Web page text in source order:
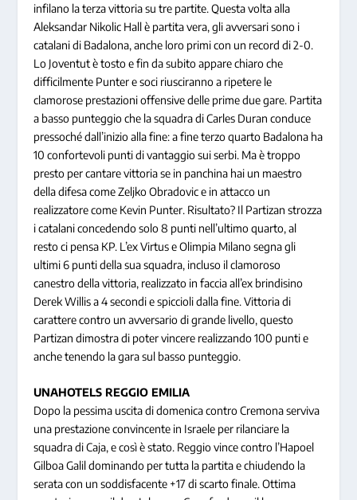
infilano la terza vittoria su tre partite. Questa volta alla
Aleksandar Nikolic Hall è partita vera, gli avversari sono i
catalani di Badalona, anche loro primi con un record di 2-0.
Lo Joventut è tosto e fin da subito appare chiaro che
difficilmente Punter e soci riusciranno a ripetere le
clamorose prestazioni offensive delle prime due gare. Partita
a basso punteggio che la squadra di Carles Duran conduce
pressoché dall’inizio alla fine: a fine terzo quarto Badalona ha
10 confortevoli punti di vantaggio sui serbi. Ma è troppo
presto per cantare vittoria se in panchina hai un maestro
della difesa come Zeljko Obradovic e in attacco un
realizzatore come Kevin Punter. Risultato? Il Partizan strozza
i catalani concedendo solo 8 punti nell’ultimo quarto, al
resto ci pensa KP. L’ex Virtus e Olimpia Milano segna gli
ultimi 6 punti della sua squadra, incluso il clamoroso
canestro della vittoria, realizzato in faccia all’ex brindisino
Derek Willis a 4 secondi e spiccioli dalla fine. Vittoria di
carattere contro un avversario di grande livello, questo
Partizan dimostra di poter vincere realizzando 100 punti e
anche tenendo la gara sul basso punteggio.
UNAHOTELS REGGIO EMILIA
Dopo la pessima uscita di domenica contro Cremona serviva
una prestazione convincente in Israele per rilanciare la
squadra di Caja, e così è stato. Reggio vince contro l’Hapoel
Gilboa Galil dominando per tutta la partita e chiudendo la
serata con un soddisfacente +17 di scarto finale. Ottima